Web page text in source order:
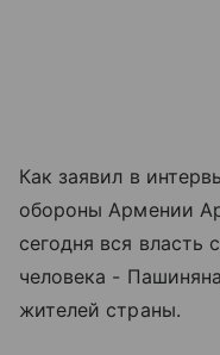
Как заявил в
обороны Армении
сегодня вся власть
человека -
жителей страны.